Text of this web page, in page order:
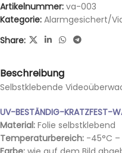
Artikelnummer: va-003
Kategorie: Alarmgesichert/
Share:
Beschreibung
Selbstklebende
UV-BESTÄNDIG-KRATZFEST-
Material: Folie selbstklebend
Temperaturbereich: -45°C –